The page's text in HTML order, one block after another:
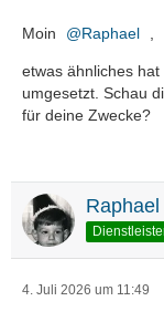
Moin Raphael ,
etwas ähnliches
umgesetzt. Schau
für deine Zwecke?
Raphael
4. Juli 2026 um 11:49